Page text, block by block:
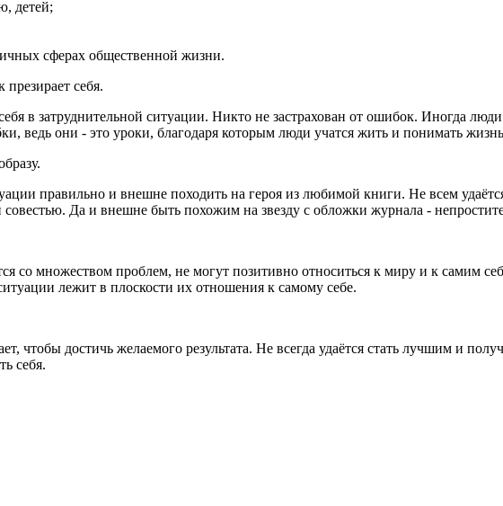
детей;
сферах общественной жизни.
себя.
в затруднительной ситуации. Никто не застрахован от ошибок. Иногда
ведь они - это уроки, благодаря которым люди учатся жить и понимать
правильно и внешне походить на героя из любимой книги. Не всем
Да и внешне быть похожим на звезду с обложки журнала -
со множеством проблем, не могут позитивно относиться к миру и к самим
лежит в плоскости их отношения к самому себе.
чтобы достичь желаемого результата. Не всегда удаётся стать лучшим и
себя.